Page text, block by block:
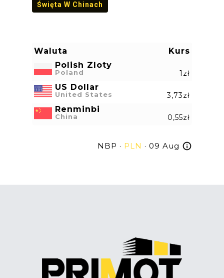
Święta W Chinach
Waluta
Kurs
Polish Zloty
Poland 1zł
US Dollar
United States 3,73zł
Renminbi
China 0,55zł
NBP · PLN · 09 Aug